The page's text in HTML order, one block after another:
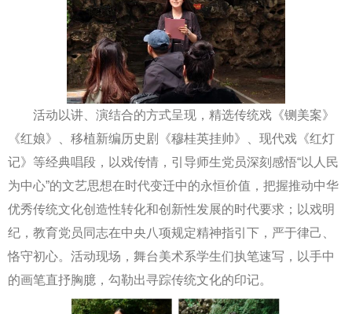
活动以讲、演结合的方式呈现，精选传统戏《铡美案》
《红娘》、移植新编历史剧《穆桂英挂帅》、现代戏《红灯
记》等经典唱段，以戏传情，引导师生党员深刻感悟“以人民
为中心”的文艺思想在时代变迁中的永恒价值，把握推动中华
优秀传统文化创造性转化和创新性发展的时代要求；以戏明
纪，教育党员同志在中央八项规定精神指引下，严于律己、
恪守初心。活动现场，舞台美术系学生们执笔速写，以手中
的画笔直抒胸臆，勾勒出寻踪传统文化的印记。